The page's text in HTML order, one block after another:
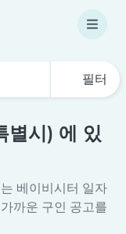
필터
시) 에 있
베이비시터 일자
까운 구인 공고를